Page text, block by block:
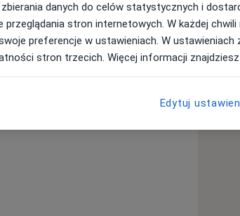
grubego
danych do celów statystycznych i
przeglądania stron internetowych. W każdej
preferencje w ustawieniach. W ustawieniach
stron trzecich. Więcej informacji
Edytuj